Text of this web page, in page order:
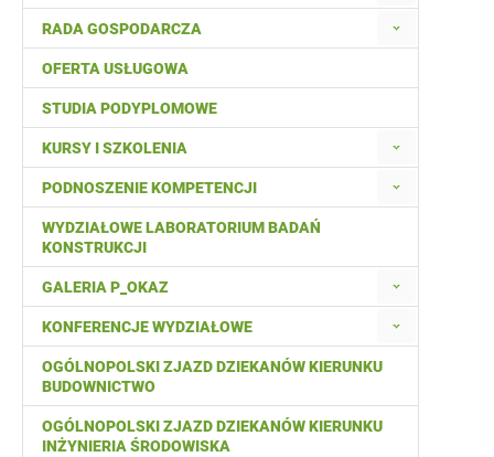
RADA GOSPODARCZA
OFERTA USŁUGOWA
STUDIA PODYPLOMOWE
KURSY I SZKOLENIA
PODNOSZENIE KOMPETENCJI
WYDZIAŁOWE LABORATORIUM BADAŃ
KONSTRUKCJI
GALERIA P_OKAZ
KONFERENCJE WYDZIAŁOWE
OGÓLNOPOLSKI ZJAZD DZIEKANÓW KIERUNKU
BUDOWNICTWO
OGÓLNOPOLSKI ZJAZD DZIEKANÓW KIERUNKU
INŻYNIERIA ŚRODOWISKA